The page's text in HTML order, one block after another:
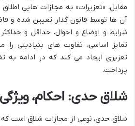
مقابل، «تعزیرات» به مجازات هایی
آن ها توسط قانون گذار تعیین شده و
شرایط و اوضاع و احوال، حداقل و
تمایز اساسی، تفاوت های بنیادینی
تعزیری ایجاد می کند که در ادامه به
پرداخت.
شلاق حدی: احکام،
شلاق حدی، نوعی از مجازات شلاق است